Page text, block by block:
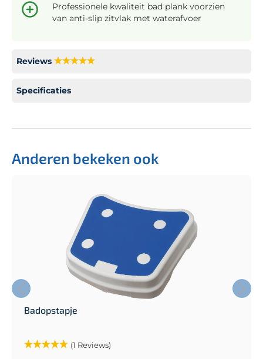
Professionele kwaliteit bad plank voorzien
van anti-slip zitvlak met waterafvoer
Reviews
Specificaties
Anderen bekeken ook
Badopstapje
(1 Reviews)